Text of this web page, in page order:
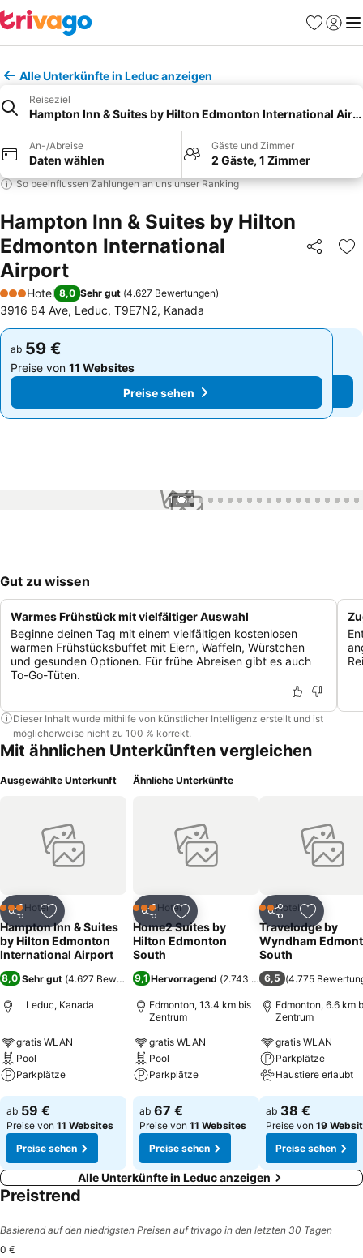
Favoriten
Alle Unterkünfte in Leduc anzeigen
Reiseziel
Hampton Inn & Suites by Hilton Edmonton International
An-/Abreise
Daten wählen
Gäste und Zimmer
2 Gäste, 1 Zimmer
So beeinflussen Zahlungen an uns unser Ranking
Hampton Inn & Suites by Hilton
Edmonton International
Airport
Teilen
3 Sterne
Hotel 8,0 Sehr gut (4.627 Bewertungen)
3916 84 Ave, Leduc, T9E7N2, Kanada
ab 59 €
Preise von 11 Websites
Preise sehen
ab 59 €
Preise von 11 Websites
Preise sehen
1 / 34
Gut zu wissen
Warmes Frühstück mit vielfältiger Auswahl
Beginne deinen Tag mit einem vielfältigen kostenlosen
warmen Frühstücksbuffet mit Eiern, Waffeln, Würstchen
und gesunden Optionen. Für frühe Abreisen gibt es auch
To-Go-Tüten.
Dieser Inhalt wurde mithilfe von künstlicher Intelligenz erstellt und ist
möglicherweise nicht zu 100 % korrekt.
Mit ähnlichen Unterkünften vergleichen
Ausgewählte Unterkunft
Teilen Zu Favoriten hinzufügen
3 SterneHotel
Hampton Inn & Suites
by Hilton Edmonton
International Airport
8,0 Sehr gut (4.627 Bewertungen)
Leduc, Kanada
gratis WLAN
Pool
Parkplätze
Preise sehen
ab 59 €
Preise von 11 Websites
Preise sehen
Ähnliche Unterkünfte
Teilen Zu Favoriten hinzufügen
3 SterneHotel
Home2 Suites by
Hilton Edmonton
South
9,1Hervorragend (2.743 Bewertungen)
Edmonton, 13.4 km bis
Zentrum
gratis WLAN
Pool
Parkplätze
Preise sehen
ab 67 €
Preise von 11 Websites
Preise sehen
Teilen Zu
2 Sterne
Hotel
Travelodge by
Wyndham
South
6,5 (4.775
Edmonton, 6.6 km
Zentrum
gratis WLAN
Parkplätze
Haustiere erlaubt
Preise sehen
ab 38 €
Preise von 19
Preise sehen
Alle Unterkünfte in Leduc anzeigen
Preistrend
Basierend auf den niedrigsten Preisen auf trivago in den letzten 30 Tagen
0 €